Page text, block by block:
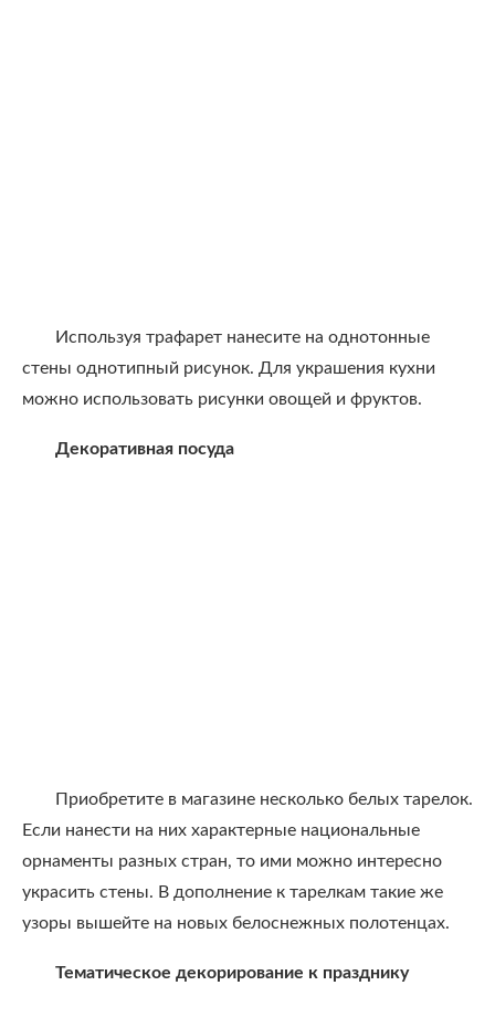
Используя трафарет нанесите на однотонные
стены однотипный рисунок. Для украшения кухни
можно использовать рисунки овощей и фруктов.
Декоративная посуда
Приобретите в магазине несколько белых тарелок.
Если нанести на них характерные национальные
орнаменты разных стран, то ими можно интересно
украсить стены. В дополнение к тарелкам такие же
узоры вышейте на новых белоснежных полотенцах.
Тематическое декорирование к празднику